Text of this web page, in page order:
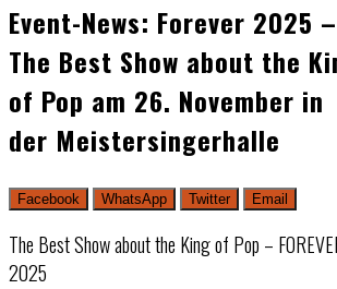
Event-News: Forever 2025 –
The Best Show about the
of Pop am 26. November in
der Meistersingerhalle
Facebook WhatsApp Twitter Email
The Best Show about the King of Pop –
2025